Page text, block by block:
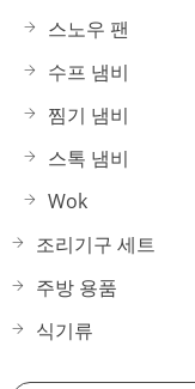
스노우 팬
수프 냄비
찜기 냄비
스톡 냄비
Wok
조리기구 세트
주방 용품
식기류